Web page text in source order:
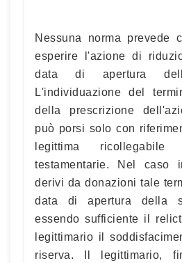
Nessuna norma prevede
esperire l'azione di
data di apertura
L'individuazione del
della prescrizione
può porsi solo con
legittima
testamentarie. Nel
derivi da donazioni tale
data di apertura della
essendo sufficiente il
legittimario il
riserva. Il legittimario,